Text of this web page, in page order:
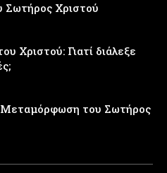
Χριστού
Χριστού: Γιατί διάλεξε
του Σωτήρος